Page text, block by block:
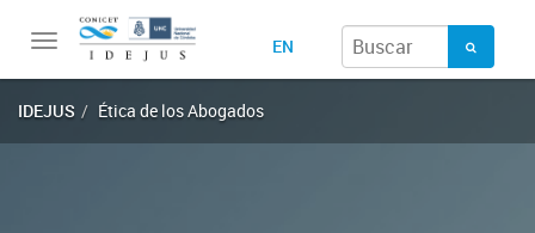
Toggle
EN
IDEJUS Ética de los Abogados